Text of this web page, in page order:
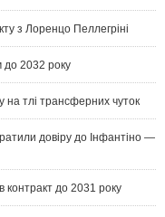
з Лоренцо Пеллегріні
до 2032 року
тлі трансферних чуток
довіру до Інфантіно —
до 2031 року